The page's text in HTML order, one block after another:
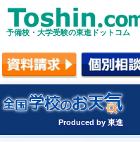
予備校・大学受験の東進ドットコム
Produced by 東進